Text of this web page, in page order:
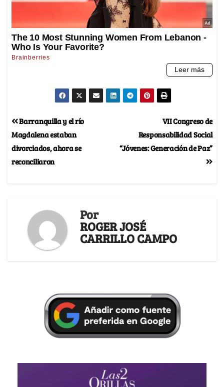
VII Congreso de
Responsabilidad Social
“Jóvenes: Generación de Paz”
Barranquilla y el río
Magdalena estaban
divorciados, ahora se
reconciliaron
Por
ROGER JOSÉ
CARRILLO CAMPO